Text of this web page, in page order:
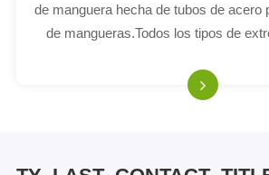
de manguera hecha de tubos de acero
de mangueras.Todos los tipos de
mango de la manguera;E.4